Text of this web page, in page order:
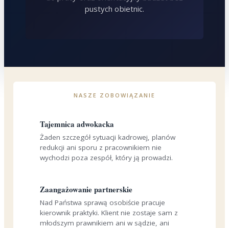
pustych obietnic.
NASZE ZOBOWIĄZANIE
Tajemnica adwokacka
Żaden szczegół sytuacji kadrowej, planów
redukcji ani sporu z pracownikiem nie
wychodzi poza zespół, który ją prowadzi.
Zaangażowanie partnerskie
Nad Państwa sprawą osobiście pracuje
kierownik praktyki. Klient nie zostaje sam z
młodszym prawnikiem ani w sądzie, ani